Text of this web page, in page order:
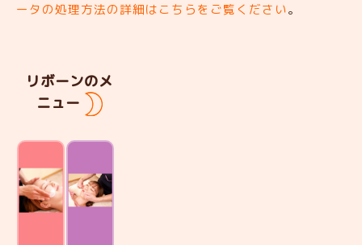
ータの処理方法の詳細はこちらをご覧ください。
リボーンのメ
ニュー